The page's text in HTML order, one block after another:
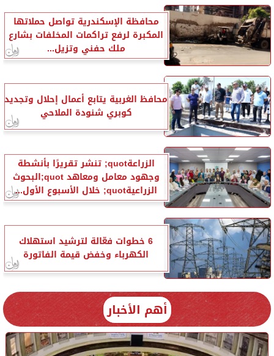
محافظة الإسكندرية تواصل حملاتها
المكبرة لرفع تراكمات المخلفات بشارع
ملك حفني وتزيل...
محافظ الغربية يتابع أعمال إحلال وتجديد
كوبري شنودة الملاحي
الزراعةquot; تنشر تقريرًا بأنشطة
وجهود معامل ومعاهد quot;البحوث
الزراعيةquot; خلال الأسبوع الأول...
6 خطوات فعّالة لترشيد استهلاك
الكهرباء وخفض قيمة الفاتورة
أهم الأخبار